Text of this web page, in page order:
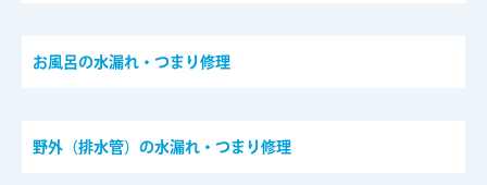
お風呂の水漏れ・つまり修理
野外（排水管）の水漏れ・つまり修理